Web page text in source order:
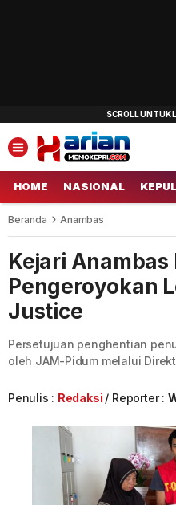
HOME NASIONAL
Beranda Anambas
Kejari
Pengeroyokan
Justice
Persetujuan penghentian
oleh JAM-Pidum melalui
Penulis : Redaksi Reporter :